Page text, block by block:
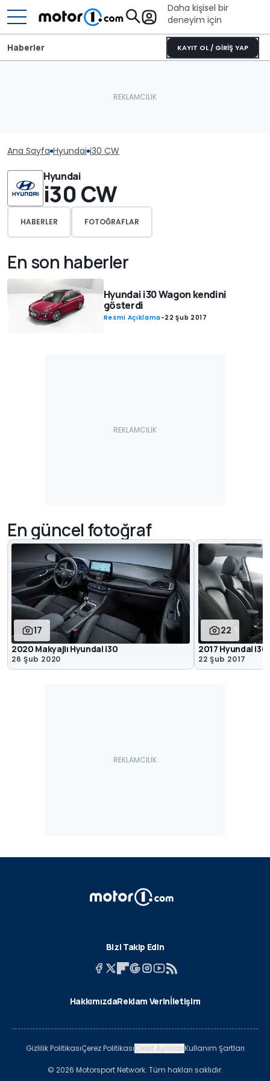
Daha kişisel bir
deneyim için
KAYIT OL / GİRİŞ YAP
Haberler
Ana Sayfa Hyundai i30 CW
Hyundai
i30 CW
HABERLER FOTOĞRAFLAR
En son haberler
Hyundai i30 Wagon kendini
gösterdi
Resmi Açıklama-22 Şub 2017
En güncel fotoğraf
17
2020 Makyajlı Hyundai i30
26 Şub 2020
22
2017 Hyundai i30
22 Şub 2017
Bizi Takip Edin
HakkımızdaReklam Verinİletişim
Gizlilik PolitikasıÇerez PolitikasıÇerez AyarlarıKullanım Şartları
© 2026 Motorsport Network. Tüm hakları saklıdır.